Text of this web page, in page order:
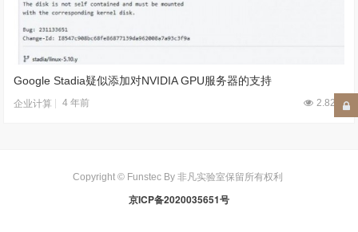
Google Stadia疑似添加对NVIDIA GPU服务器的支持
企业计算 4 年前 2.82W
Copyright © Funstec By 非凡实验室保留所有权利
京ICP备2020035651号